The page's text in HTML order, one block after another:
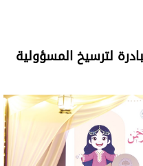
لترسيخ المسؤولية